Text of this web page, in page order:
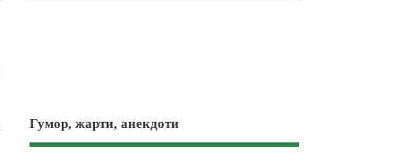
Гумор, жарти, анекдоти